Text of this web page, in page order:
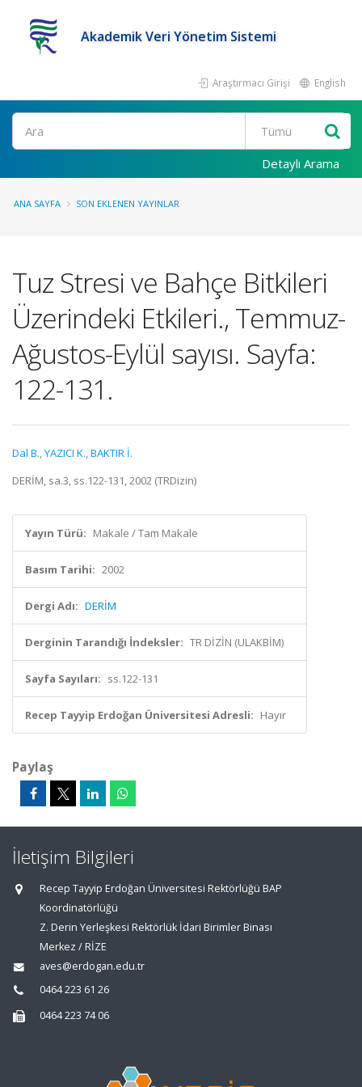
Akademik Veri Yönetim Sistemi
Araştırmacı Girişi English
Ara
Detaylı Arama
ANA SAYFA SON EKLENEN YAYINLAR
Tuz Stresi ve Bahçe Bitkileri
Üzerindeki Etkileri., Temmuz-
Ağustos-Eylül sayısı. Sayfa:
122-131.
Dal B.,YAZICI K.,BAKTIR İ.
DERİM, sa.3, ss.122-131, 2002 (TRDizin)
Yayın Türü: Makale / Tam Makale
Basım Tarihi: 2002
Dergi Adı: DERİM
Derginin Tarandığı İndeksler: TR DİZİN (ULAKBİM)
Sayfa Sayıları: ss.122-131
Recep Tayyip Erdoğan Üniversitesi Adresli: Hayır
Paylaş
İletişim Bilgileri
Recep Tayyip Erdoğan Üniversitesi Rektörlüğü BAP
Koordinatörlüğü
Z. Derin Yerleşkesi Rektörlük İdari Birimler Binası
Merkez / RİZE
aves@erdogan.edu.tr
0464 223 61 26
0464 223 74 06